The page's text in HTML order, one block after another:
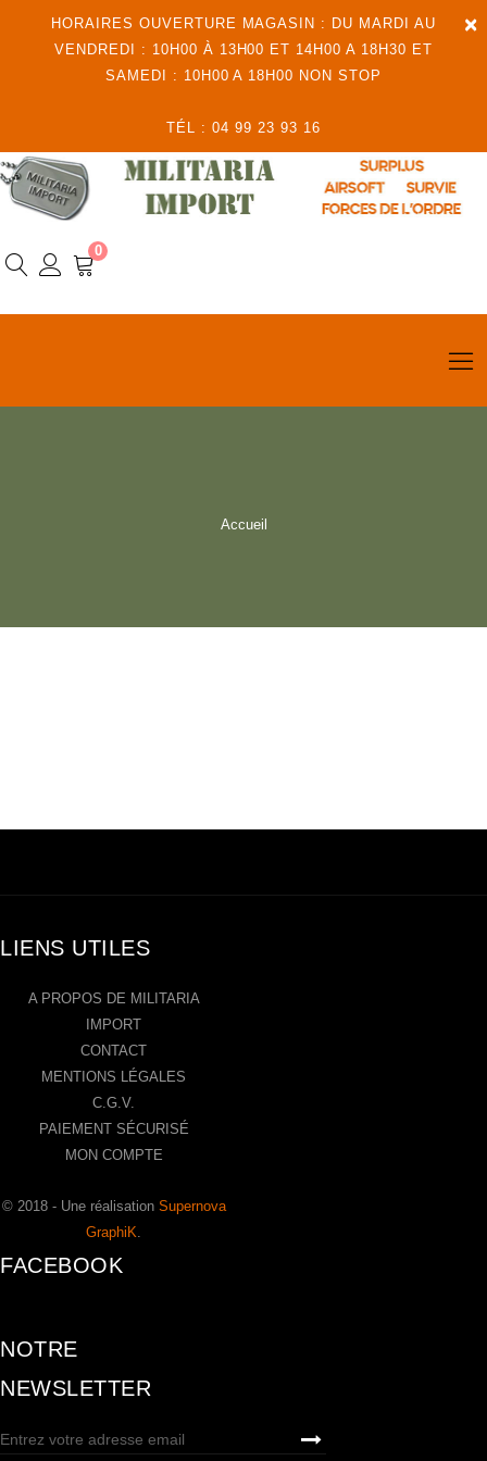
×
HORAIRES OUVERTURE MAGASIN : DU MARDI AU
VENDREDI : 10H00 À 13H00 ET 14H00 A 18H30 ET
SAMEDI : 10H00 A 18H00 NON STOP
TÉL : 04 99 23 93 16
0
Accueil
LIENS UTILES
A PROPOS DE MILITARIA
IMPORT
CONTACT
MENTIONS LÉGALES
C.G.V.
PAIEMENT SÉCURISÉ
MON COMPTE
© 2018 - Une réalisation Supernova
GraphiK
FACEBOOK
NOTRE
NEWSLETTER